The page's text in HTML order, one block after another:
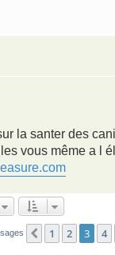
la santer des
vous même a l
Précédent
1 2 3 4